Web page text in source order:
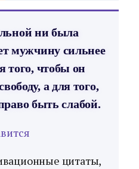
ни была
мужчину сильнее
того, чтобы он
а для того,
быть слабой.
цитаты,